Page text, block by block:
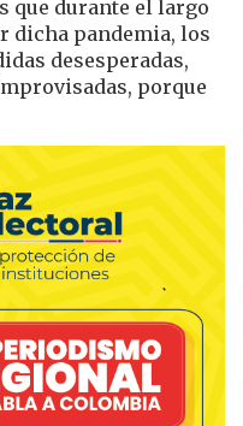
que durante el largo
dicha pandemia, los
desesperadas,
porque